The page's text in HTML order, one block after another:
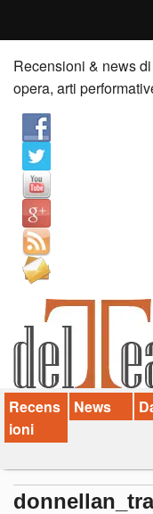
Home
Recensioni
Anticipazioni
News
Palazzi consiglia
Video
Chi siamo
Contatti
dT in English
Recensioni & news
opera, arti
Recens
ioni
News